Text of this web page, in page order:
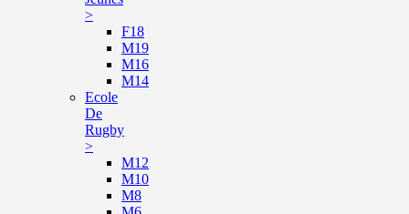
>
F18
M19
M16
M14
Ecole
De
Rugby
>
M12
M10
M8